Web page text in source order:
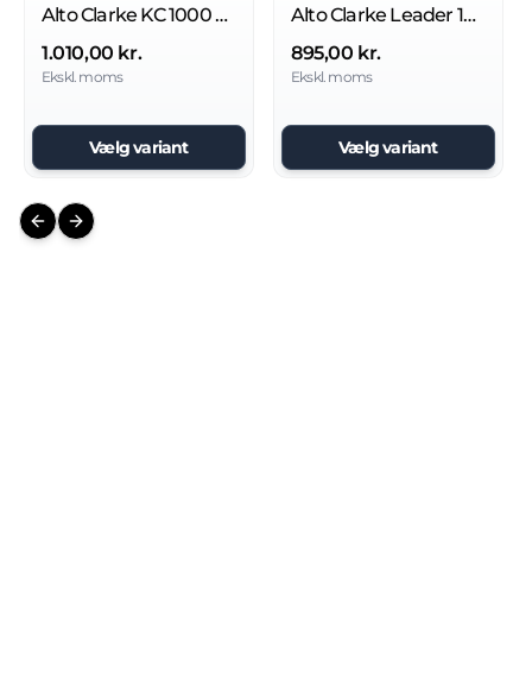
Alto Clarke KC 1000 P/E børste
1.010,00 kr.
Ekskl. moms
Vælg variant
Alto Clarke Leader 1700 børste
895,00 kr.
Ekskl. moms
Vælg variant
Previous slide
Next slide